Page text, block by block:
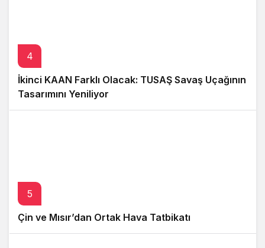
4
İkinci KAAN Farklı Olacak: TUSAŞ Savaş Uçağının
Tasarımını Yeniliyor
5
Çin ve Mısır’dan Ortak Hava Tatbikatı